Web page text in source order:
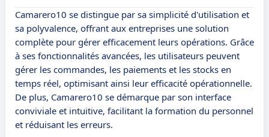
Camarero10 se distingue par sa simplicité d'utilisation et
sa polyvalence, offrant aux entreprises une solution
complète pour gérer efficacement leurs opérations. Grâce
à ses fonctionnalités avancées, les utilisateurs peuvent
gérer les commandes, les paiements et les stocks en
temps réel, optimisant ainsi leur efficacité opérationnelle.
De plus, Camarero10 se démarque par son interface
conviviale et intuitive, facilitant la formation du personnel
et réduisant les erreurs.